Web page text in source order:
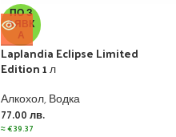
ПО З
АЯВК
А
Laplandia Eclipse Limited
Edition 1 л
Алкохол,Водка
77.00 лв.
≈€39.37